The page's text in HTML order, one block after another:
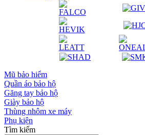
Mũ bảo hiểm
Quần áo bảo hộ
Găng tay bảo hộ
Giày bảo hộ
Thùng nhôm xe máy
Phụ kiện
Tìm kiếm